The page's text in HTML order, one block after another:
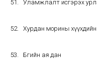
Уламжлалт исгэрэх
Хурдан морины
Бөөгийн ая дан